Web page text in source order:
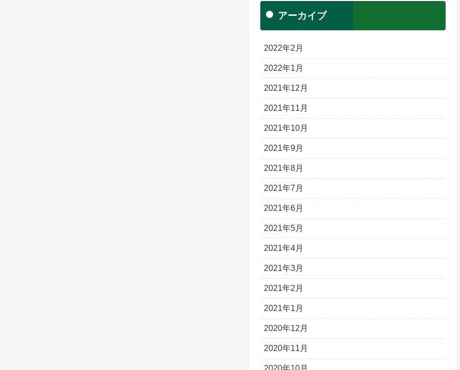
アーカイブ
2022年2月
2022年1月
2021年12月
2021年11月
2021年10月
2021年9月
2021年8月
2021年7月
2021年6月
2021年5月
2021年4月
2021年3月
2021年2月
2021年1月
2020年12月
2020年11月
2020年10月